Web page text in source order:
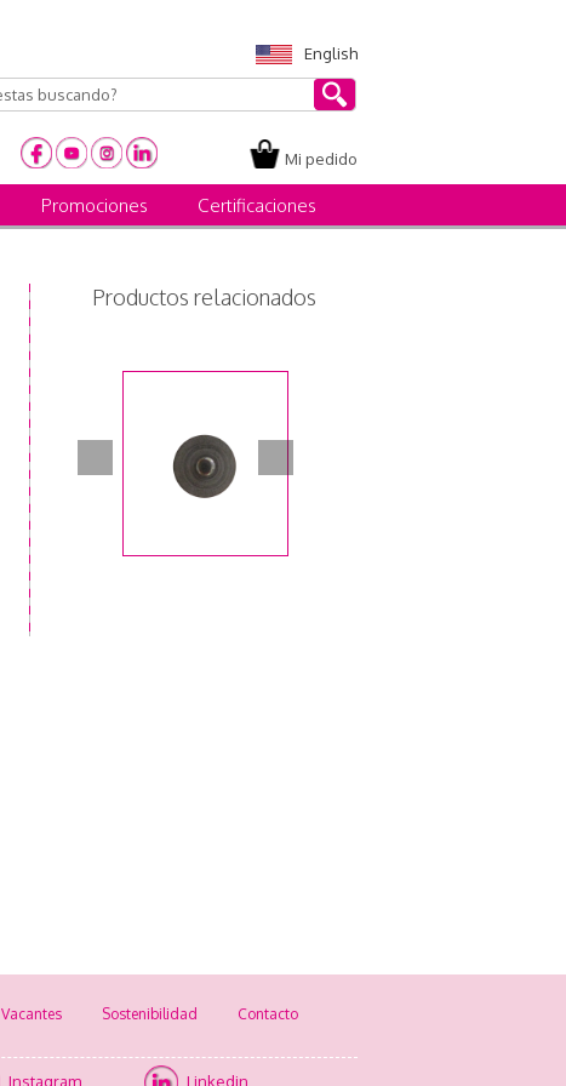
English
Mi pedido
Promociones Certificaciones
Productos relacionados
Vacantes Sostenibilidad Contacto
Instagram Linkedin